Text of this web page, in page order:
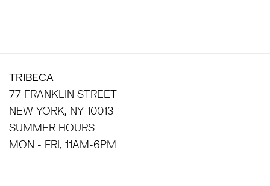
TRIBECA
77 FRANKLIN STREET
NEW YORK, NY 10013
SUMMER HOURS
MON - FRI, 11AM-6PM